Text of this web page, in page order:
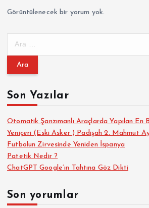
Görüntülenecek bir yorum yok.
m
:Son Yazılar
Otomatik Şanzımanlı Araçlarda Yapılan En
Yeniçeri (Eski Asker ) Padişah 2. Mahmut
Futbolun Zirvesinde Yeniden İspanya
Patetik Nedir ?
ChatGPT Google’ın Tahtına Göz Dikti
Son yorumlar